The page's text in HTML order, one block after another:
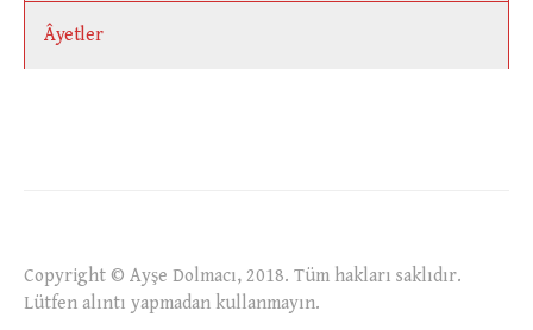
Âyetler
Copyright © Ayşe Dolmacı, 2018. Tüm hakları saklıdır.
Lütfen alıntı yapmadan kullanmayın.